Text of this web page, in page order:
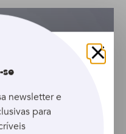
Fechar
newsletter e
para